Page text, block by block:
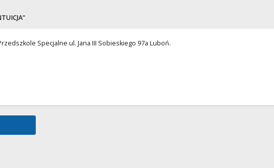
Specjalne ul. Jana III Sobieskiego 97a Luboń.